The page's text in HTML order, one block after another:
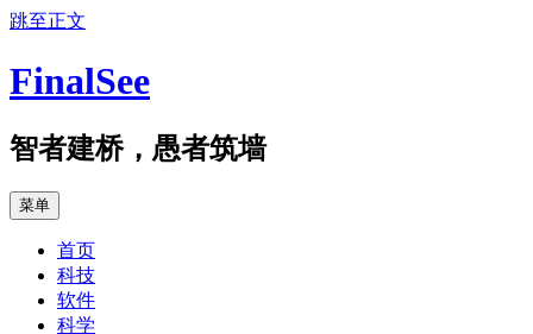
跳至正文
FinalSee
智者建桥，愚者筑墙
菜单
首页
科技
软件
科学